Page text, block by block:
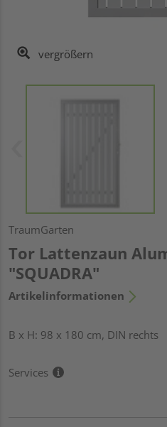
vergrößern
TraumGarten
Tor Lattenzaun
"SQUADRA"
Artikelinformationen
B x H: 98 x 180 cm, DIN rechts
Services